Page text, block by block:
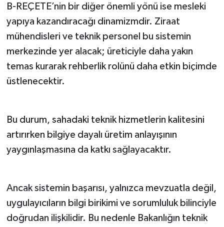
B-REÇETE’nin bir diğer önemli yönü ise mesleki
yapıya kazandıracağı dinamizmdir. Ziraat
mühendisleri ve teknik personel bu sistemin
merkezinde yer alacak; üreticiyle daha yakın
temas kurarak rehberlik rolünü daha etkin biçimde
üstlenecektir.
Bu durum, sahadaki teknik hizmetlerin kalitesini
artırırken bilgiye dayalı üretim anlayışının
yaygınlaşmasına da katkı sağlayacaktır.
Ancak sistemin başarısı, yalnızca mevzuatla değil,
uygulayıcıların bilgi birikimi ve sorumluluk bilinciyle
doğrudan ilişkilidir. Bu nedenle Bakanlığın teknik